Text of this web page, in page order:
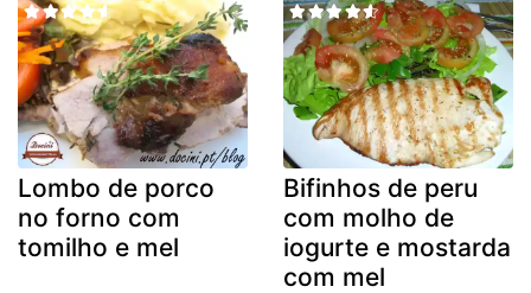
Lombo de porco
no forno com
tomilho e mel
Bifinhos de peru
com molho de
iogurte e mostarda
com mel